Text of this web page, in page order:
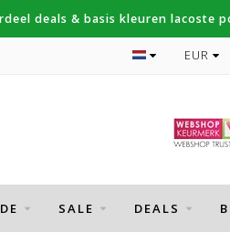
deals & basis kleuren lacoste
Topmerken Thomas Maine,
EUR
SALE DEALS